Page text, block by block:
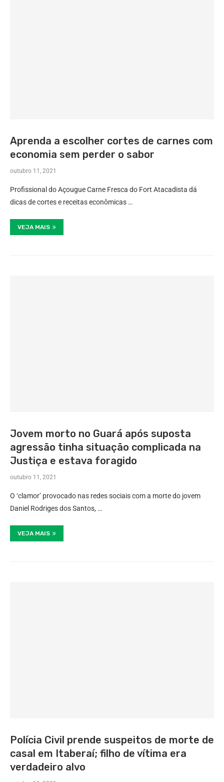
Aprenda a escolher cortes de carnes com
economia sem perder o sabor
outubro 11, 2021
Profissional do Açougue Carne Fresca do Fort Atacadista dá
dicas de cortes e receitas econômicas …
VEJA MAIS
Jovem morto no Guará após suposta
agressão tinha situação complicada na
Justiça e estava foragido
outubro 11, 2021
O ‘clamor’ provocado nas redes sociais com a morte do jovem
Daniel Rodriges dos Santos, …
VEJA MAIS
Polícia Civil prende suspeitos de morte de
casal em Itaberaí; filho de vítima era
verdadeiro alvo